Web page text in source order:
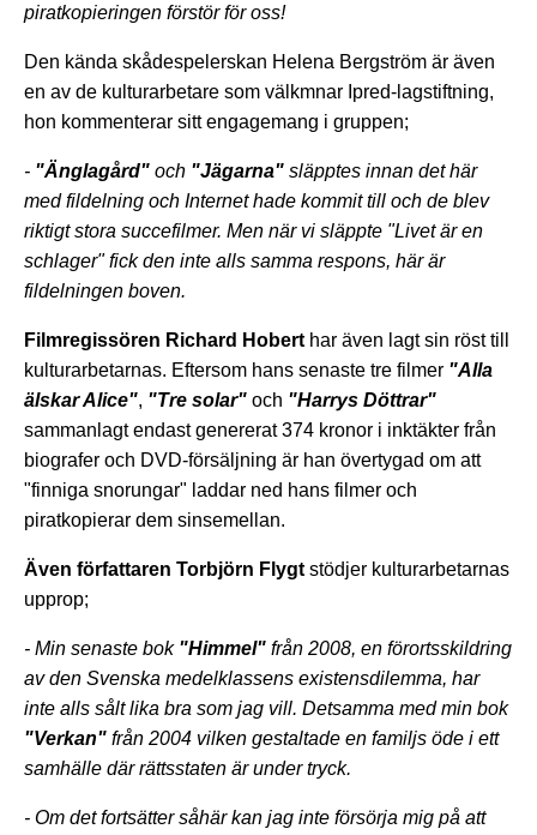
piratkopieringen förstör för oss!
Den kända skådespelerskan Helena Bergström är även
en av de kulturarbetare som välkmnar Ipred-lagstiftning,
hon kommenterar sitt engagemang i gruppen;
- "Änglagård" och "Jägarna" släpptes innan det här
med fildelning och Internet hade kommit till och de blev
riktigt stora succefilmer. Men när vi släppte "Livet är en
schlager" fick den inte alls samma respons, här är
fildelningen boven.
Filmregissören Richard Hobert har även lagt sin röst till
kulturarbetarnas. Eftersom hans senaste tre filmer "Alla
älskar Alice", "Tre solar" och "Harrys Döttrar"
sammanlagt endast genererat 374 kronor i inktäkter från
biografer och DVD-försäljning är han övertygad om att
"finniga snorungar" laddar ned hans filmer och
piratkopierar dem sinsemellan.
Även författaren Torbjörn Flygt stödjer kulturarbetarnas
upprop;
- Min senaste bok "Himmel" från 2008, en förortsskildring
av den Svenska medelklassens existensdilemma, har
inte alls sålt lika bra som jag vill. Detsamma med min bok
"Verkan" från 2004 vilken gestaltade en familjs öde i ett
samhälle där rättsstaten är under tryck.
- Om det fortsätter såhär kan jag inte försörja mig på att